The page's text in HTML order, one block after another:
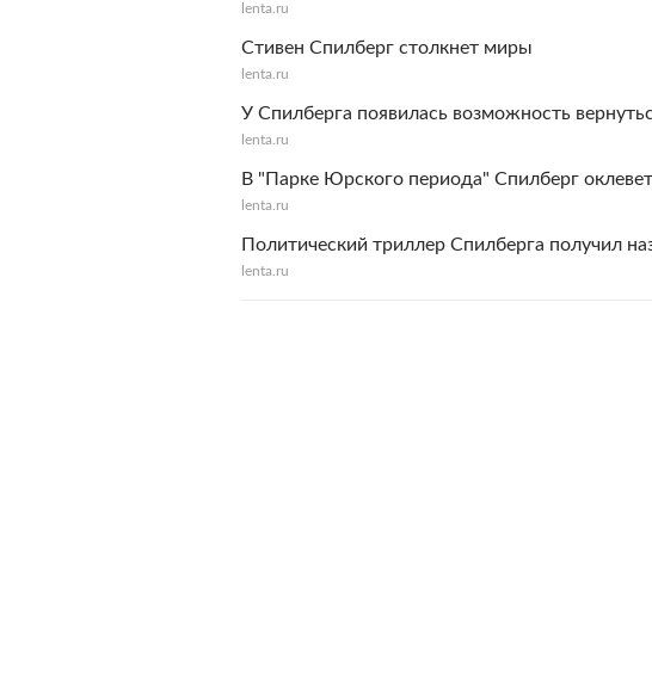
lenta.ru
Стивен Спилберг столкнет миры
lenta.ru
У Спилберга появилась возможность
lenta.ru
В "Парке Юрского периода" Спилберг
lenta.ru
Политический триллер Спилберга получил
lenta.ru